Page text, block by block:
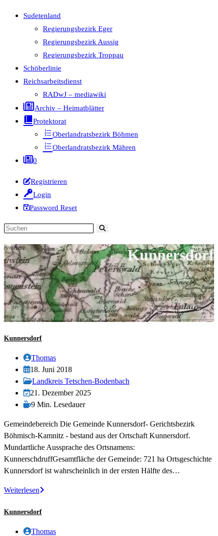
Sudetenland
Regierungsbezirk Eger
Regierungsbezirk Aussig
Regierungsbezirk Troppau
Schöberlinie
Reichsarbeitsdienst
RADwJ – mediawiki
Archiv – Heimatblätter
Protektorat
Oberlandratsbezirk Böhmen
Oberlandratsbezirk Mähren
0
Registrieren
Login
Password Reset
Diese
durchsuchen
Kunnersdorf
Kunnersdorf
Beitrags-
Autor:
Thomas
Beitrag
veröffentlicht:
18. Juni 2018
Beitrags-
Kategorie:
Landkreis Tetschen-Bodenbach
Beitrag
zuletzt
am:
21. Dezember 2025
Lesedauer:
9 Min. Lesedauer
Gemeindebereich Die Gemeinde Kunnersdorf- Gerichtsbezirk
Böhmisch-Kamnitz - bestand aus der Ortschaft Kunnersdorf.
Mundartliche Aussprache des Ortsnamens:
KunnerschdruffGesamtfläche der Gemeinde: 721 ha Ortsgeschichte
Kunnersdorf ist wahrscheinlich in der ersten Hälfte des…
WeiterlesenKunnersdorf
Kunnersdorf
Beitrags-
Thomas